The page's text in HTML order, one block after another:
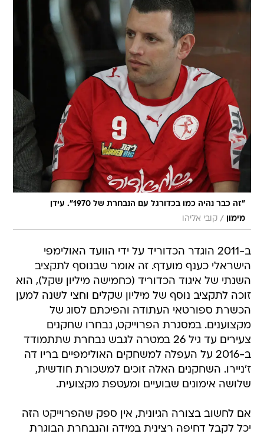
"זה כבר נהיה כמו בכדורגל עם הנבחרת של 1970". עידן
מימון
/ קובי אליהו
ב-2011 הוגדר הכדוריד על ידי הוועד האולימפי
הישראלי כענף מועדף. זה אומר שבנוסף לתקציב
השנתי של איגוד הכדוריד (כחמישה מיליון שקל), הוא
זוכה לתקציב נוסף של מיליון שקלים וחצי לשנה למען
הכשרת ספורטאי העתודה והפיכתם לסוג של
מקצוענים. במסגרת הפרוייקט, נבחרו שחקנים
צעירים עד גיל 26 במטרה לגבש נבחרת שתתמודד
ב-2016 על העפלה למשחקים האולימפיים בריו דה
ז'ניירו. השחקנים האלה זוכים למשכורת חודשית,
שלושה אימונים שבועיים ומעטפת מקצועית.
אם לחשוב בצורה הגיונית, אין ספק שהפרוייקט הזה
יכל לקבל דחיפה רצינית במידה והנבחרת הבוגרת